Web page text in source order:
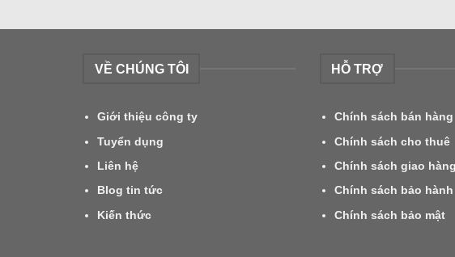
VỀ CHÚNG TÔI
Giới thiệu công ty
Tuyển dụng
Liên hệ
Blog tin tức
Kiến thức
HỖ TRỢ
Chính sách bán hàng
Chính sách cho thuê
Chính sách giao hàng
Chính sách bảo hành
Chính sách bảo mật